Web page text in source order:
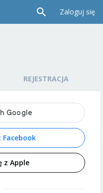
Zaloguj się
REJESTRACJA
Facebook
z Apple